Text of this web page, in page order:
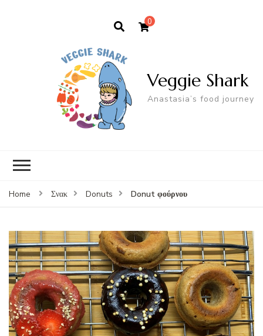
0
Veggie Shark
Anastasia’s food journey
Home Σνακ Donuts Donut φούρνου